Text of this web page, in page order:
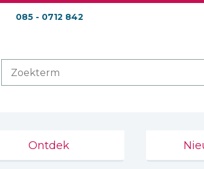
085 - 0712 842
Ontdek